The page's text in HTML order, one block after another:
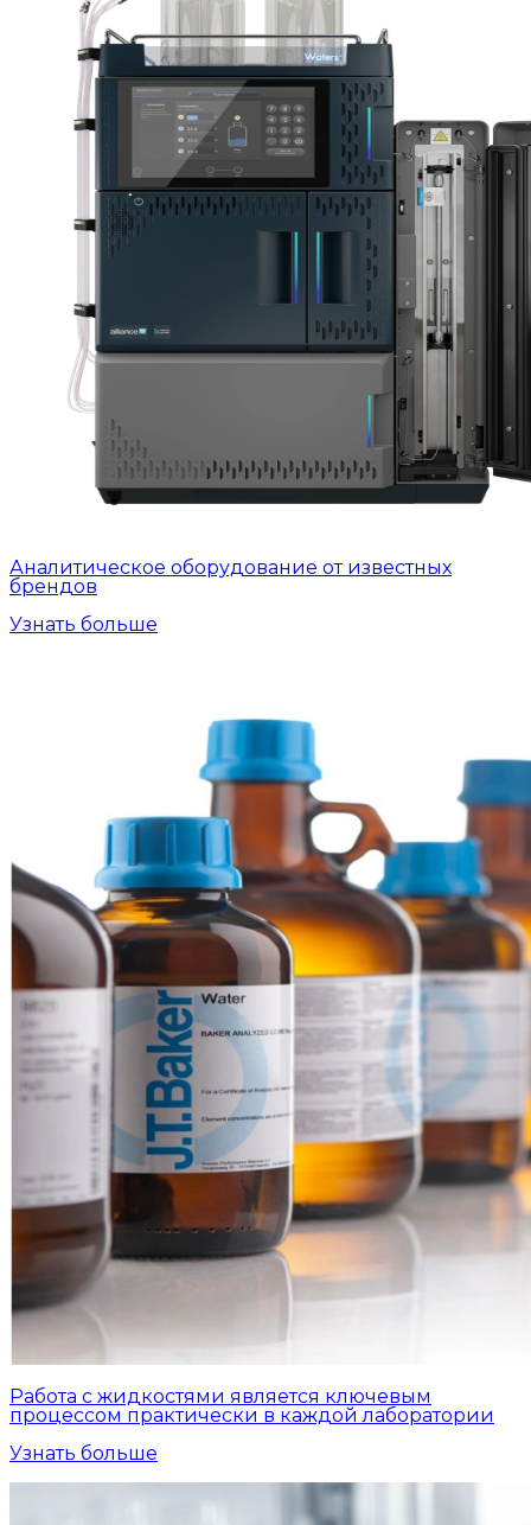
Аналитическое оборудование от известных
брендов
Узнать больше
Работа с жидкостями является ключевым
процессом практически в каждой лаборатории
Узнать больше